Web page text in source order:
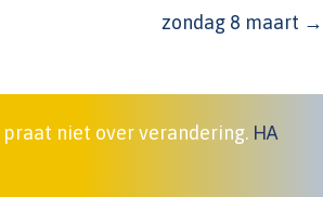
zondag 8 maart →
niet over verandering. HA